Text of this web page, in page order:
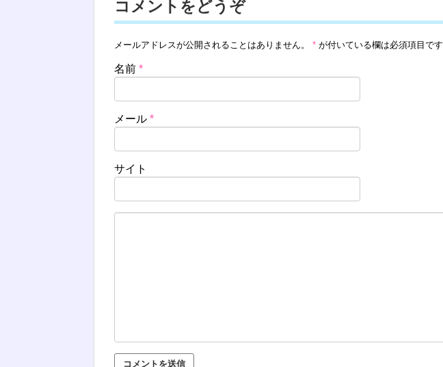
コメントをどうぞ
メールアドレスが公開されることはありません。 * が付いている欄は必須項目です
名前 *
メール *
サイト